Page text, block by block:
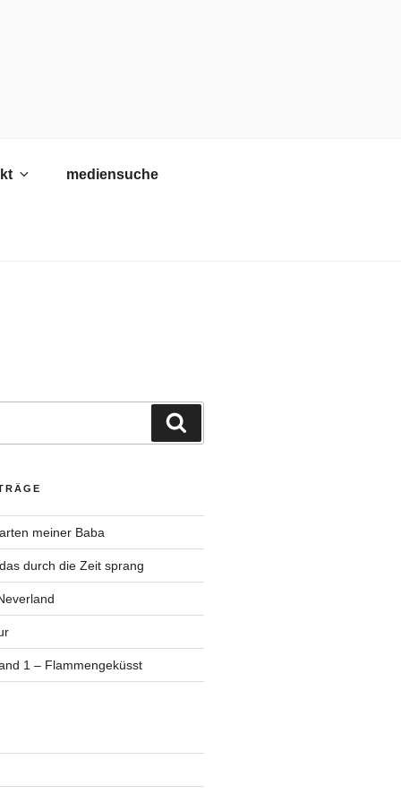
mediensuche
meiner Baba
durch die Zeit sprang
1 – Flammengeküsst